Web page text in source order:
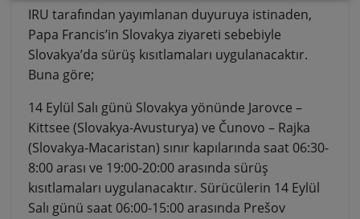
IRU tarafından yayımlanan duyuruya istinaden,
Papa Francis’in Slovakya ziyareti sebebiyle
Slovakya’da sürüş kısıtlamaları uygulanacaktır.
Buna göre;
14 Eylül Salı günü Slovakya yönünde Jarovce –
Kittsee (Slovakya-Avusturya) ve Čunovo – Rajka
(Slovakya-Macaristan) sınır kapılarında saat 06:30-
8:00 arası ve 19:00-20:00 arasında sürüş
kısıtlamaları uygulanacaktır. Sürücülerin 14 Eylül
Salı günü saat 06:00-15:00 arasında Prešov